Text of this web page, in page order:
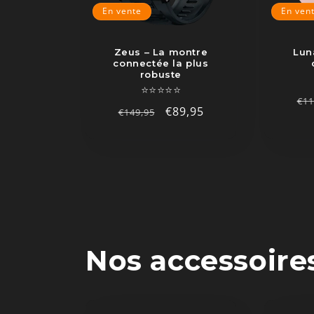
En vente
Zeus – La montre
connectée la plus
robuste
⭐⭐⭐⭐⭐
Prix
€149,95
Prix
€89,95
En
Nos